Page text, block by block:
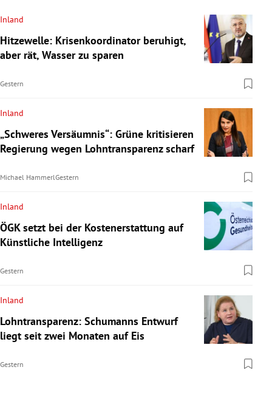
Inland
Hitzewelle: Krisenkoordinator beruhigt,
aber rät, Wasser zu sparen
Gestern
Inland
„Schweres Versäumnis“: Grüne kritisieren
Regierung wegen Lohntransparenz scharf
Michael HammerlGestern
Inland
ÖGK setzt bei der Kostenerstattung auf
Künstliche Intelligenz
Gestern
Inland
Lohntransparenz: Schumanns Entwurf
liegt seit zwei Monaten auf Eis
Gestern